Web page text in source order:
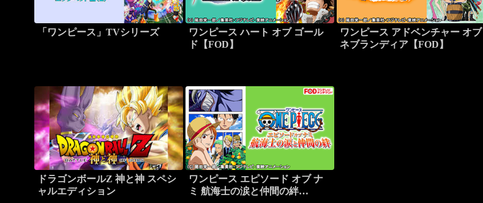
「ワンピース」TVシリーズ
ワンピース ハート オブ ゴール
ド【FOD】
ワンピース アドベンチャー オブ
ネブランディア【FOD】
ドラゴンボールZ 神と神 スペシ
ャルエディション
ワンピース エピソード オブ ナ
ミ 航海士の涙と仲間の絆